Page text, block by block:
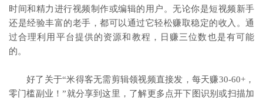
时间和精力进行视频制作或编辑的用户。无论你是短视频新手
还是经验丰富的老手，都可以通过它轻松赚取稳定的收入。通
过合理利用平台提供的资源和教程，日赚三位数也是有可能
的。
好了关于“米得客无需剪辑领视频直接发，每天赚30-60+，
零门槛副业！”就分享到这里，了解更多点开下图识别或扫描加